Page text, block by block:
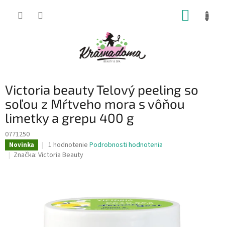
Victoria beauty Telový peeling so
soľou z Mŕtveho mora s vôňou
limetky a grepu 400 g
0771250
Novinka
Priemerné
hodnotenie
5
hviezdičiek.
1 hodnotenie Podrobnosti hodnotenia
Značka: Victoria Beauty